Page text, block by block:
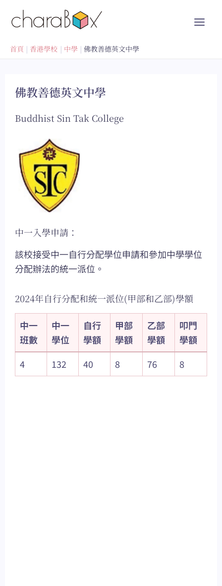
首頁 香港學校 中學 佛教善德英文中學
佛教善德英文中學
Buddhist Sin Tak College
中一入學申請：
該校接受中一自行分配學位申請和參加中學學位
分配辦法的統一派位。
2024年自行分配和統一派位(甲部和乙部)學額
中一
班數
中一
學位
自行
學額
甲部
學額
乙部
學額
叩門
學額
4
132 40 8 76 8